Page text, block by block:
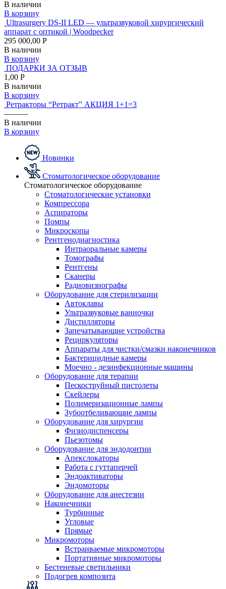
В наличии
В корзину
Ultrasurgery DS-II LED — ультразвуковой хирургический
аппарат с оптикой | Woodpecker
295 000,00 Р
В наличии
В корзину
ПОДАРКИ ЗА ОТЗЫВ
1,00 Р
В наличии
В корзину
Ретракторы “Ретракт” АКЦИЯ 1+1=3
———
В наличии
В корзину
Новинки
Стоматологическое оборудование
Стоматологическое оборудование
Стоматологические установки
Компрессора
Аспираторы
Помпы
Микроскопы
Рентгенодиагностика
Интраоральные камеры
Томографы
Рентгены
Сканеры
Радиовизиографы
Оборудование для стерилизации
Автоклавы
Ультразвуковые ванночки
Дистилляторы
Запечатывающие устройства
Рециркуляторы
Аппараты для чистки/смазки наконечников
Бактерицидные камеры
Моечно - дезинфекционные машины
Оборудование для терапии
Пескоструйный пистолеты
Скейлеры
Полимеризационные лампы
Зубоотбеливающие лампы
Оборудование для хирургии
Физиодиспенсеры
Пьезотомы
Оборудование для эндодонтии
Апекслокаторы
Работа с гуттаперчей
Эндоактиваторы
Эндомоторы
Оборудование для анестезии
Наконечники
Турбинные
Угловые
Прямые
Микромоторы
Встраиваемые микромоторы
Портативные микромоторы
Бестеневые светильники
Подогрев композита